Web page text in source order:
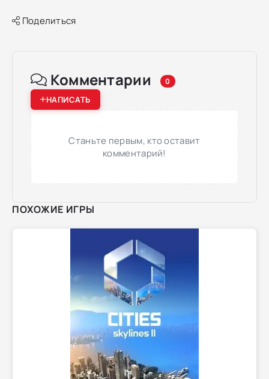
Поделиться
Комментарии 0
НАПИСАТЬ
Станьте первым, кто оставит
комментарий!
ПОХОЖИЕ ИГРЫ